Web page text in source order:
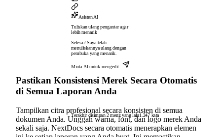
Asisten AI
Tuliskan ulang pengantar agar
lebih menarik
Selesai! Saya telah
menuliskannya ulang dengan
pembuka yang menarik.
Minta AI untuk mengedit...
Terakhir disimpan 2 menit yang lalu1.247 kata
Pastikan Konsistensi Merek Secara Otomatis
di Semua Laporan Anda
Tampilkan citra profesional secara konsisten di semua
dokumen Anda. Unggah warna, font, dan logo merek Anda
sekali saja. NextDocs secara otomatis menerapkan elemen